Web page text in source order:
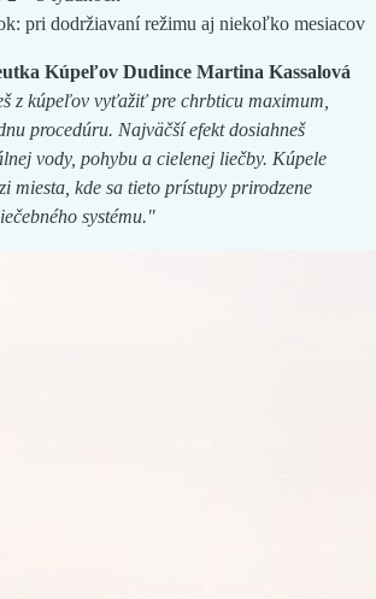
pri dodržiavaní režimu aj niekoľko mesiacov
Kúpeľov Dudince Martina Kassalová
z kúpeľov vyťažiť pre chrbticu maximum,
procedúru. Najväčší efekt dosiahneš
vody, pohybu a cielenej liečby. Kúpele
miesta, kde sa tieto prístupy prirodzene
systému."